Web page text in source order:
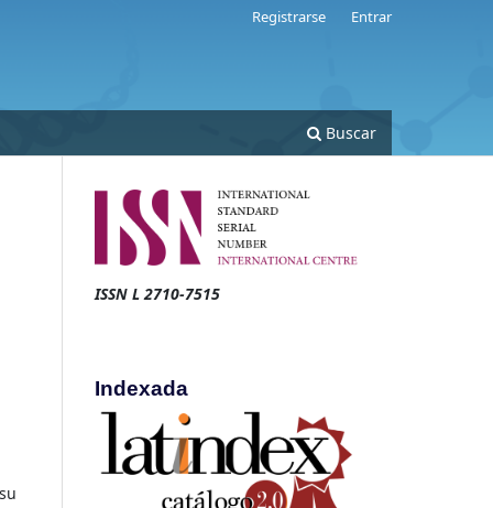
Buscar
Registrarse Entrar
ISSN L 2710-7515
Indexada